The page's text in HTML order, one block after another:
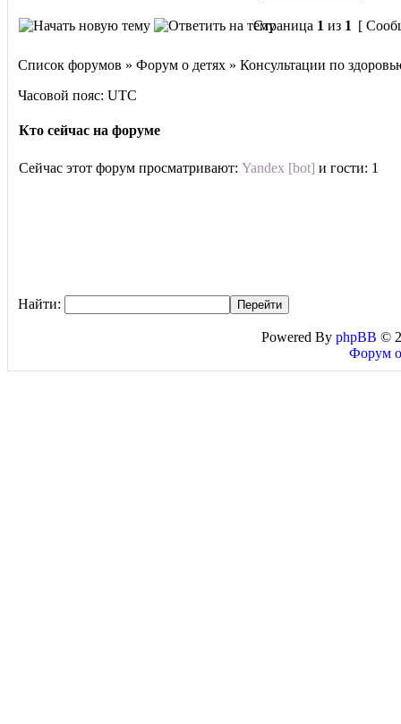
Страница 1 из 1 [
Список форумов » Форум о детях » Консультации по
Часовой пояс: UTC
Кто сейчас на форуме
Сейчас этот форум просматривают: Yandex [bot] и гости: 1
Найти:
Powered By phpBB ©
Форум о